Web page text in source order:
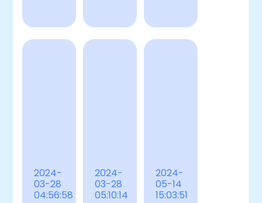
2024-
03-28
04:56:58
2024-
03-28
05:10:14
2024-
05-14
15:03:51